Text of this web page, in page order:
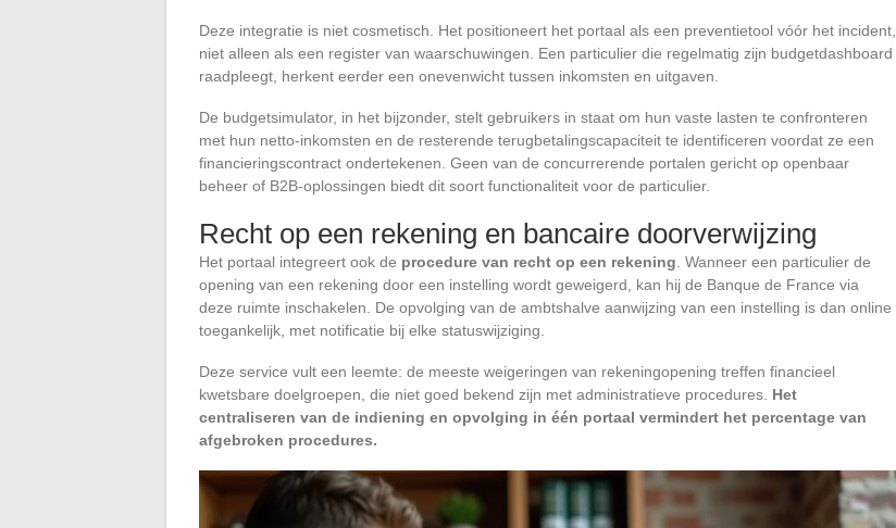
Deze integratie is niet cosmetisch. Het positioneert het portaal als een preventietool vóór het incident,
niet alleen als een register van waarschuwingen. Een particulier die regelmatig zijn budgetdashboard
raadpleegt, herkent eerder een onevenwicht tussen inkomsten en uitgaven.
De budgetsimulator, in het bijzonder, stelt gebruikers in staat om hun vaste lasten te confronteren
met hun netto-inkomsten en de resterende terugbetalingscapaciteit te identificeren voordat ze een
financieringscontract ondertekenen. Geen van de concurrerende portalen gericht op openbaar
beheer of B2B-oplossingen biedt dit soort functionaliteit voor de particulier.
Recht op een rekening en bancaire doorverwijzing
Het portaal integreert ook de procedure van recht op een rekening. Wanneer een particulier de
opening van een rekening door een instelling wordt geweigerd, kan hij de Banque de France via
deze ruimte inschakelen. De opvolging van de ambtshalve aanwijzing van een instelling is dan online
toegankelijk, met notificatie bij elke statuswijziging.
Deze service vult een leemte: de meeste weigeringen van rekeningopening treffen financieel
kwetsbare doelgroepen, die niet goed bekend zijn met administratieve procedures. Het
centraliseren van de indiening en opvolging in één portaal vermindert het percentage van
afgebroken procedures.